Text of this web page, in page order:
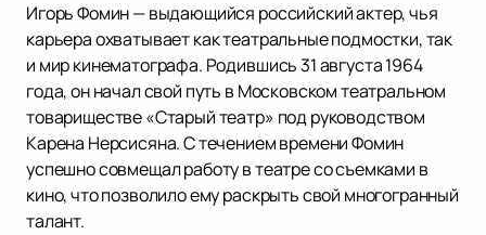
Игорь Фомин — выдающийся российский актер, чья
карьера охватывает как театральные подмостки, так
и мир кинематографа. Родившись 31 августа 1964
года, он начал свой путь в Московском театральном
товариществе «Старый театр» под руководством
Карена Нерсисяна. С течением времени Фомин
успешно совмещал работу в театре со съемками в
кино, что позволило ему раскрыть свой многогранный
талант.